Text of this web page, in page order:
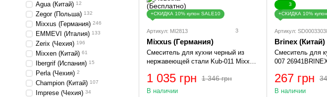
+СКИДКА 10% купон SALE10
Артикул: MI2813 3
Mixxus (Германия)
Смеситель для кухни черный из
нержавеющей стали Kub-011 Mixxus
1 346 грн
1 035 грн
В наличии
3
+СКИДКА 10%
Артикул:
Brinex (Китай)
Смеситель для
007
267 грн
В наличии
Agua (Китай) 12
Zegor (Польша) 132
Mixxus (Германия) 246
EMMEVI (Италия) 133
Zerix (Чехия) 196
Mixxen (Китай) 61
Ibergrif (Испания) 15
Perla (Чехия) 2
Champion (Китай) 107
Imprese (Чехия) 34